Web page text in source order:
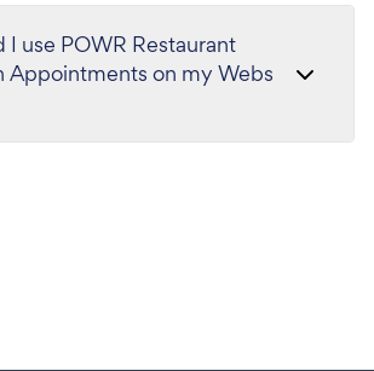
I use POWR Restaurant
Appointments on my Webs